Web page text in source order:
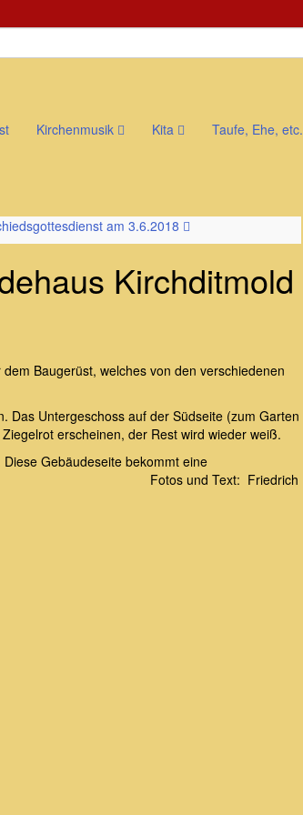
Kirchenmusik Kita Taufe, Ehe, etc.
am 3.6.2018
Kirchditmold
Baugerüst, welches von den verschiedenen
Das Untergeschoss auf der Südseite (zum Garten
erscheinen, der Rest wird wieder weiß.
Gebäudeseite bekommt eine
Text: Friedrich